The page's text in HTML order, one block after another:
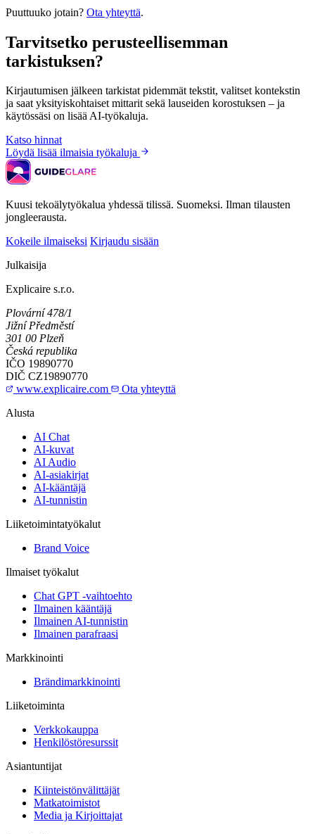
Puuttuuko jotain? Ota yhteyttä.
Tarvitsetko perusteellisemman
tarkistuksen?
Kirjautumisen jälkeen tarkistat pidemmät tekstit, valitset kontekstin
ja saat yksityiskohtaiset mittarit sekä lauseiden korostuksen – ja
käytössäsi on lisää AI-työkaluja.
Katso hinnat
Löydä lisää ilmaisia työkaluja
Kuusi tekoälytyökalua yhdessä tilissä. Suomeksi. Ilman tilausten
jongleerausta.
Kokeile ilmaiseksi Kirjaudu sisään
Julkaisija
Explicaire s.r.o.
Plovární 478/1
Jižní Předměstí
301 00 Plzeň
Česká republika
IČO 19890770
DIČ CZ19890770
www.explicaire.com
Ota yhteyttä
Alusta
AI Chat
AI-kuvat
AI Audio
AI-asiakirjat
AI-kääntäjä
AI-tunnistin
Liiketoimintatyökalut
Brand Voice
Ilmaiset työkalut
Chat GPT -vaihtoehto
Ilmainen kääntäjä
Ilmainen AI-tunnistin
Ilmainen parafraasi
Markkinointi
Brändimarkkinointi
Liiketoiminta
Verkkokauppa
Henkilöstöresurssit
Asiantuntijat
Kiinteistönvälittäjät
Matkatoimistot
Media ja Kirjoittajat